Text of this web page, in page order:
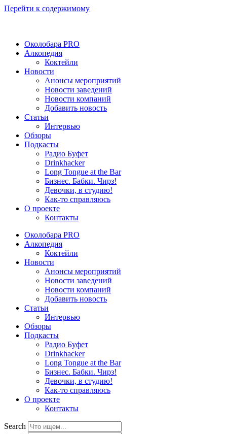
Перейти к содержимому
Околобара PRO
Алкопедия
Коктейли
Новости
Анонсы мероприятий
Новости заведений
Новости компаний
Добавить новость
Статьи
Интервью
Обзоры
Подкасты
Радио Буфет
Drinkhacker
Long Tongue at the Bar
Бизнес. Бабки. Чирз!
Девочки, в студию!
Как-то справляюсь
О проекте
Контакты
Околобара PRO
Алкопедия
Коктейли
Новости
Анонсы мероприятий
Новости заведений
Новости компаний
Добавить новость
Статьи
Интервью
Обзоры
Подкасты
Радио Буфет
Drinkhacker
Long Tongue at the Bar
Бизнес. Бабки. Чирз!
Девочки, в студию!
Как-то справляюсь
О проекте
Контакты
Search